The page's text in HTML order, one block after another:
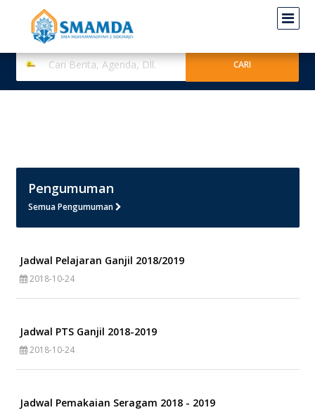
Pengumuman
Semua Pengumuman
Jadwal Pelajaran Ganjil 2018/2019
2018-10-24
Jadwal PTS Ganjil 2018-2019
2018-10-24
Jadwal Pemakaian Seragam 2018 - 2019